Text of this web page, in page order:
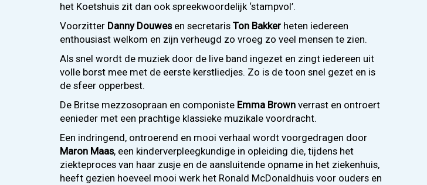
het Koetshuis zit dan ook spreekwoordelijk ‘stampvol’.
Voorzitter Danny Douwesen secretaris Ton Bakker heten iedereen
enthousiast welkom en zijn verheugd zo vroeg zo veel mensen te zien.
Als snel wordt de muziek door de live band ingezet en zingt iedereen uit
volle borst mee met de eerste kerstliedjes. Zo is de toon snel gezet en is
de sfeer opperbest.
De Britse mezzosopraan en componiste Emma Brown verrast en ontroert
eenieder met een prachtige klassieke muzikale voordracht.
Een indringend, ontroerend en mooi verhaal wordt voorgedragen door
Maron Maas, een kinderverpleegkundige in opleiding die, tijdens het
ziekteproces van haar zusje en de aansluitende opname in het ziekenhuis,
heeft gezien hoeveel mooi werk het Ronald McDonaldhuis voor ouders en